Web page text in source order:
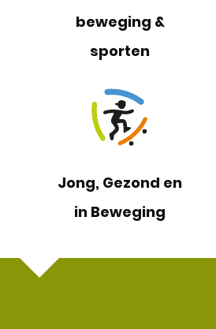
beweging &
sporten
Jong, Gezond en
in Beweging